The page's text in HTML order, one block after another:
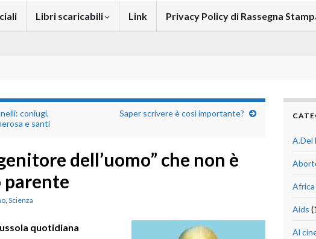
Libri scaricabili Link Privacy Policy di Rassegna
coniugi,
e santi
Saper scrivere è così importante?
dell’uomo” che non è
parente
, Scienza
quotidiana
A.Del
Africa
Aids
Al